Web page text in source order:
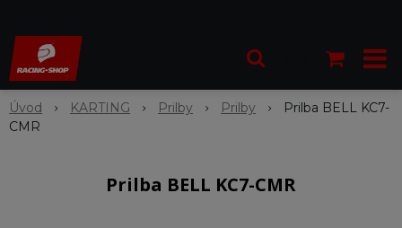
Úvod KARTING Prilby Prilby
Prilba BELL KC7-
CMR
Prilba BELL KC7-CMR